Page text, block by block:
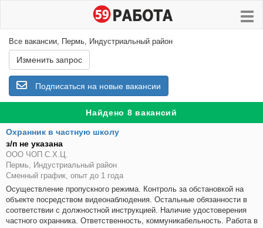
Все вакансии, Пермь, Индустриальный район
Изменить запрос
Подписаться на новые вакансии
Найдено 8 вакансий
Охранник в частную школу
з/п не указана
ООО ЧОП С.Х.Ц.
Пермь, Индустриальный район
Сменный график, опыт до 1 года
Осуществление пропускного режима. Контроль за обстановкой на
объекте посредством видеонаблюдения. Остальные обязанности в
соответствии с должностной инструкцией. Наличие удостоверения
частного охранника. Ответственность, коммуникабельность. Работа в